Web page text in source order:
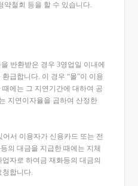
약철회 등을 할 수 있습니다.
반환받은 경우 3영업일 이내에
급합니다. 이 경우 “몰”이 이용
에는 그 지연기간에 대하여 공
지연이자율을 곱하여 산정한
서 이용자가 신용카드 또는 전
의 대금을 지급한 때에는 지체
자로 하여금 재화등의 대금의
청합니다.